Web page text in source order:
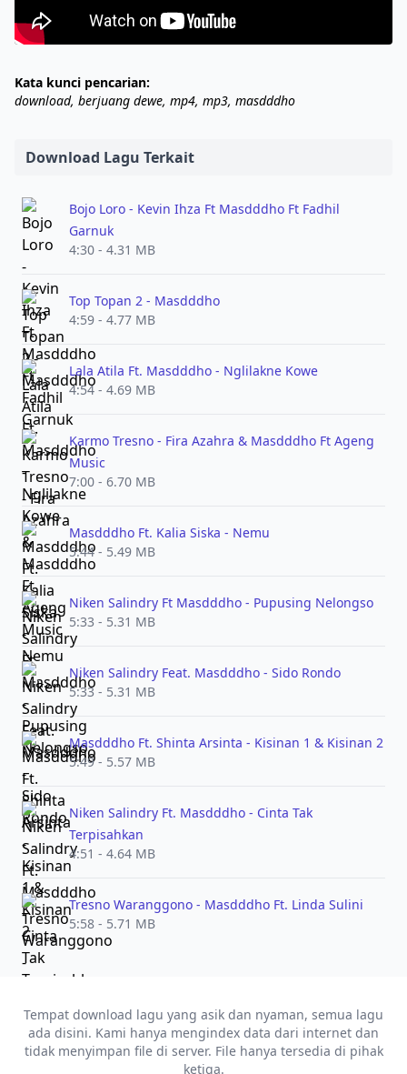
Kata kunci pencarian:
download, berjuang dewe, mp4, mp3, masdddho
Download Lagu Terkait
Bojo Loro - Kevin Ihza Ft Masdddho Ft Fadhil
Garnuk
4:30 - 4.31 MB
Top Topan 2 - Masdddho
4:59 - 4.77 MB
Lala Atila Ft. Masdddho - Nglilakne Kowe
4:54 - 4.69 MB
Karmo Tresno - Fira Azahra & Masdddho Ft Ageng
Music
7:00 - 6.70 MB
Masdddho Ft. Kalia Siska - Nemu
5:44 - 5.49 MB
Niken Salindry Ft Masdddho - Pupusing Nelongso
5:33 - 5.31 MB
Niken Salindry Feat. Masdddho - Sido Rondo
5:33 - 5.31 MB
Masdddho Ft. Shinta Arsinta - Kisinan 1 & Kisinan 2
5:49 - 5.57 MB
Niken Salindry Ft. Masdddho - Cinta Tak
Terpisahkan
4:51 - 4.64 MB
Tresno Waranggono - Masdddho Ft. Linda Sulini
5:58 - 5.71 MB
Tempat download lagu yang asik dan nyaman, semua lagu
ada disini. Kami hanya mengindex data dari internet dan
tidak menyimpan file di server. File hanya tersedia di pihak
ketiga.